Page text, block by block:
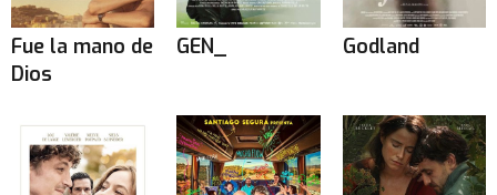
Fue la mano de
Dios
GEN_ Godland